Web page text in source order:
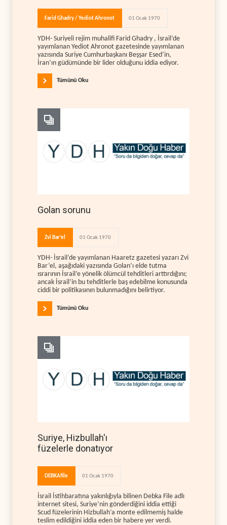
Farid Ghadry / Yediot Ahronot 01 Ocak 1970
YDH- Suriyeli rejim muhalifi Farid Ghadry , İsrail’de
yayımlanan Yediot Ahronot gazetesinde yayımlanan
yazısında Suriye Cumhurbaşkanı Beşşar Esed’in,
İran’ın güdümünde bir lider olduğunu iddia ediyor.
Tümünü Oku
Golan sorunu
Zvi Bar’el 01 Ocak 1970
YDH- İsrail’de yayımlanan Haaretz gazetesi yazarı Zvi
Bar’el, aşağıdaki yazısında Golan’ı elde tutma
ısrarının İsrail’e yönelik ölümcül tehditleri arttırdığını;
ancak İsrail’in bu tehditlerle baş edebilme konusunda
ciddi bir politikasının bulunmadığını belirtiyor.
Tümünü Oku
Suriye, Hizbullah'ı
füzelerle donatıyor
DEBKAfile 01 Ocak 1970
İsrail İstihbaratına yakınlığıyla bilinen Debka File adlı
internet sitesi, Suriye’nin gönderdiğini iddia ettiği
Scud füzelerinin Hizbullah’a monte edilmemiş halde
teslim edildiğini iddia eden bir habere yer verdi.